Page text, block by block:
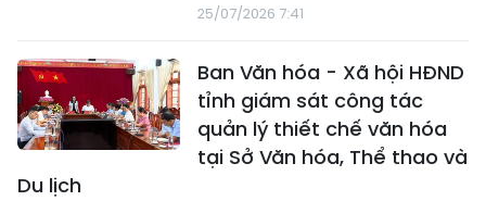
25/07/2026 7:41
Ban Văn hóa - Xã hội HĐND
tỉnh giám sát công tác
quản lý thiết chế văn hóa
tại Sở Văn hóa, Thể thao và
Du lịch